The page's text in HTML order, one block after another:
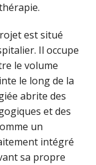
est situé
Il occupe
le volume
le long de la
abrite des
et des
un
intégré
sa propre